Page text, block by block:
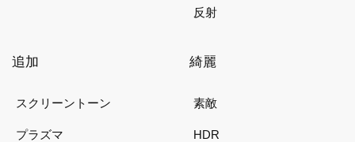
反射
追加
スクリーントーン
プラズマ
綺麗
素敵
HDR